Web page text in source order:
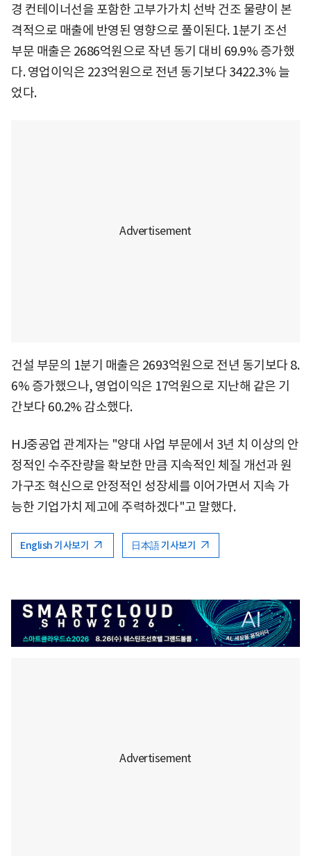
경 컨테이너선을 포함한 고부가가치 선박 건조 물량이 본
격적으로 매출에 반영된 영향으로 풀이된다. 1분기 조선
부문 매출은 2686억원으로 작년 동기 대비 69.9% 증가했
다. 영업이익은 223억원으로 전년 동기보다 3422.3% 늘
었다.
건설 부문의 1분기 매출은 2693억원으로 전년 동기보다 8.
6% 증가했으나, 영업이익은 17억원으로 지난해 같은 기
간보다 60.2% 감소했다.
HJ중공업 관계자는 "양대 사업 부문에서 3년 치 이상의 안
정적인 수주잔량을 확보한 만큼 지속적인 체질 개선과 원
가구조 혁신으로 안정적인 성장세를 이어가면서 지속 가
능한 기업가치 제고에 주력하겠다"고 말했다.
English 기사보기 日本語 기사보기